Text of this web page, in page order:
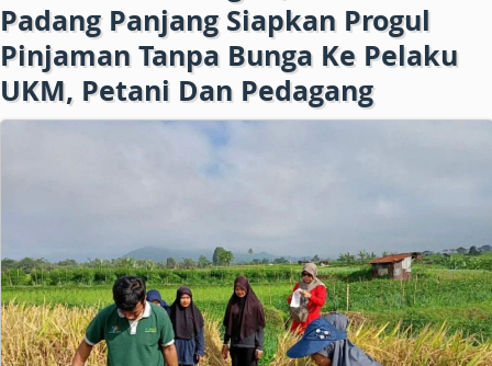
Padang Panjang Siapkan Progul
Pinjaman Tanpa Bunga Ke Pelaku
UKM, Petani Dan Pedagang